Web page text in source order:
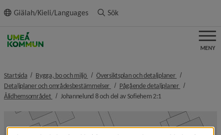
innehållet
Giälah/Kieli/Languages Sök
MENY
Startsida Bygga, bo och miljö nivå i brödsmulenavigeringen
Översiktsplan och detaljplaner nivå i
Detaljplaner och områdesbestämmelser nivå i brödsmulenavigeringen
Pågående detaljplaner nivå i
Ålidhemsområdet nivå i brödsmulenavigeringen
Johannelund 8 och del av Sofiehem 2:1